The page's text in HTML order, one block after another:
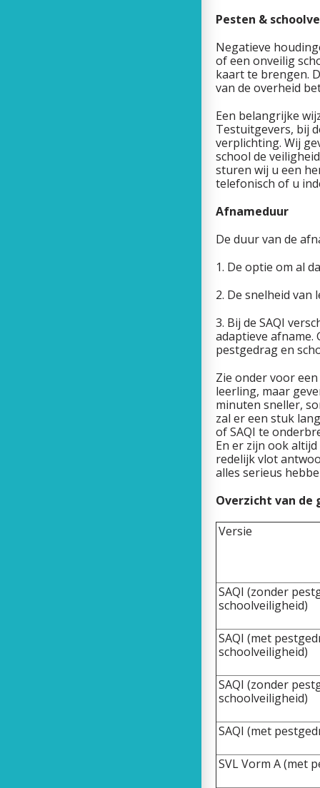
Pesten &
Negatieve
of een onveilig
kaart te brengen.
van de overheid
Een belangrijke
Testuitgevers, bij
verplichting. Wij
school de
sturen wij u een
telefonisch of u
Afnameduur
De duur van de
1. De optie om al
2. De snelheid
3. Bij de SAQI
adaptieve afname.
pestgedrag en
Zie onder voor
leerling, maar
minuten sneller,
zal er een stuk
of SAQI te
En er zijn ook
redelijk vlot
alles serieus
Overzicht van de
Versie
SAQI (zonder
schoolveiligheid)
SAQI (met
schoolveiligheid)
SAQI (zonder
schoolveiligheid)
SAQI (met
SVL Vorm A (met